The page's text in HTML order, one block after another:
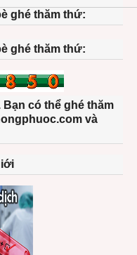
ghé thăm thứ:
ghé thăm thứ:
có thể ghé thăm
và